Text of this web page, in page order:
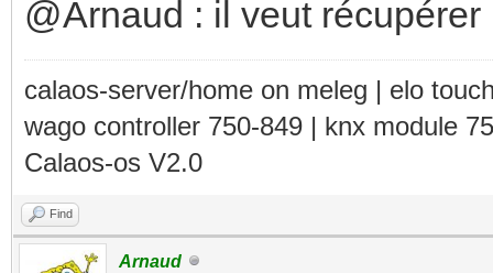
@Arnaud : il veut
calaos-server/home on meleg | elo
wago controller 750-849 | knx module
Calaos-os V2.0
Find
Arnaud